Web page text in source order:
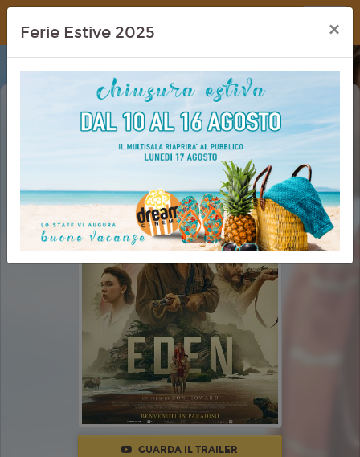
Dream Cinema
GUARDA IL TRAILER
Ferie Estive 2025 ×